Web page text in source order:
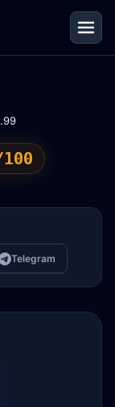
Telegram